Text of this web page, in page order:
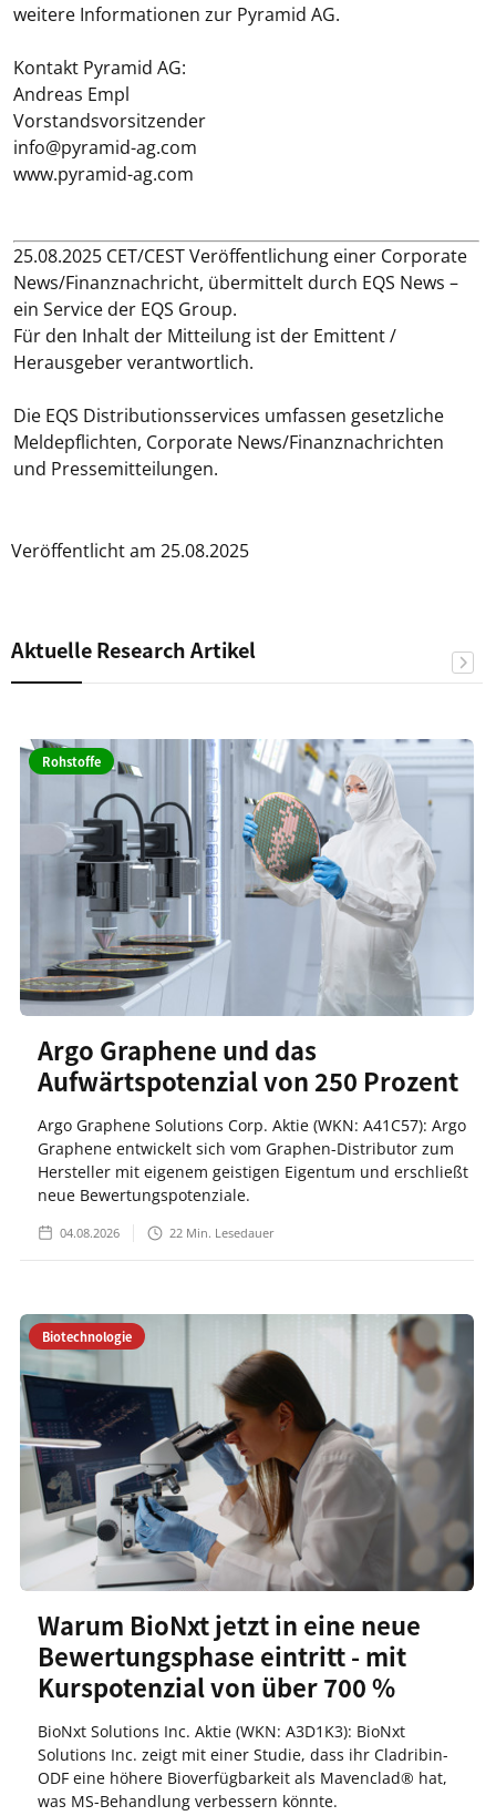
weitere Informationen zur Pyramid AG.
Kontakt Pyramid AG:
Andreas Empl
Vorstandsvorsitzender
info@pyramid-ag.com
www.pyramid-ag.com
25.08.2025 CET/CEST Veröffentlichung einer Corporate
News/Finanznachricht, übermittelt durch EQS News –
ein Service der EQS Group.
Für den Inhalt der Mitteilung ist der Emittent /
Herausgeber verantwortlich.
Die EQS Distributionsservices umfassen gesetzliche
Meldepflichten, Corporate News/Finanznachrichten
und Pressemitteilungen.
Veröffentlicht am 25.08.2025
Aktuelle Research Artikel
Rohstoffe
Argo Graphene und das
Aufwärtspotenzial von 250 Prozent
Argo Graphene Solutions Corp. Aktie (WKN: A41C57): Argo
Graphene entwickelt sich vom Graphen-Distributor zum
Hersteller mit eigenem geistigen Eigentum und erschließt
neue Bewertungspotenziale.
04.08.2026 22 Min. Lesedauer
Biotechnologie
Warum BioNxt jetzt in eine neue
Bewertungsphase eintritt - mit
Kurspotenzial von über 700 %
BioNxt Solutions Inc. Aktie (WKN: A3D1K3): BioNxt
Solutions Inc. zeigt mit einer Studie, dass ihr Cladribin-
ODF eine höhere Bioverfügbarkeit als Mavenclad® hat,
was MS-Behandlung verbessern könnte.